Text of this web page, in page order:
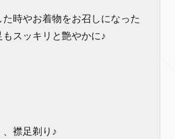
時やお着物をお召しになった
スッキリと艶やかに♪
襟足剃り♪